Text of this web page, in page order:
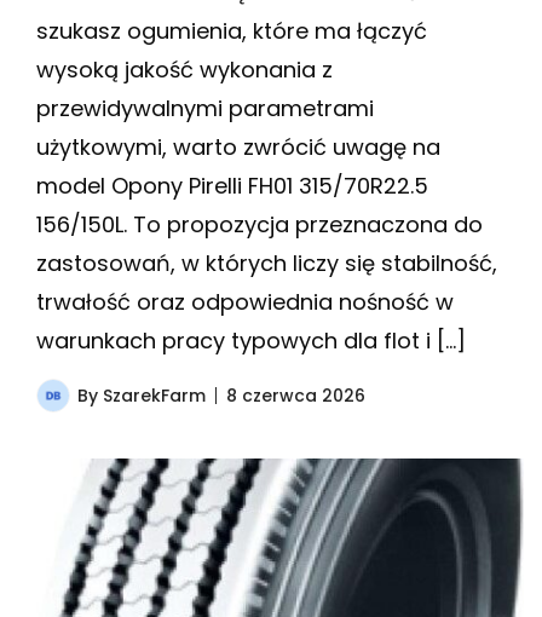
szukasz ogumienia, które ma łączyć
wysoką jakość wykonania z
przewidywalnymi parametrami
użytkowymi, warto zwrócić uwagę na
model Opony Pirelli FH01 315/70R22.5
156/150L. To propozycja przeznaczona do
zastosowań, w których liczy się stabilność,
trwałość oraz odpowiednia nośność w
warunkach pracy typowych dla flot i […]
By SzarekFarm 8 czerwca 2026